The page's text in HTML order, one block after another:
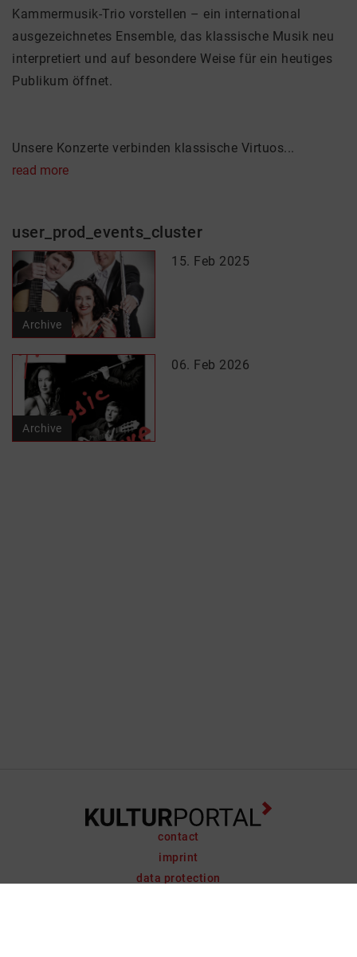
Kammermusik-Trio vorstellen – ein international
ausgezeichnetes Ensemble, das klassische Musik neu
interpretiert und auf besondere Weise für ein heutiges
Publikum öffnet.
Unsere Konzerte verbinden klassische Virtuos...
read more
user_prod_events_cluster
Archive
15. Feb 2025
Archive
06. Feb 2026
contact
imprint
data protection